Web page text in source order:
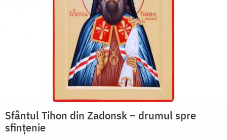
Sfântul Tihon din Zadonsk – drumul spre
sfințenie